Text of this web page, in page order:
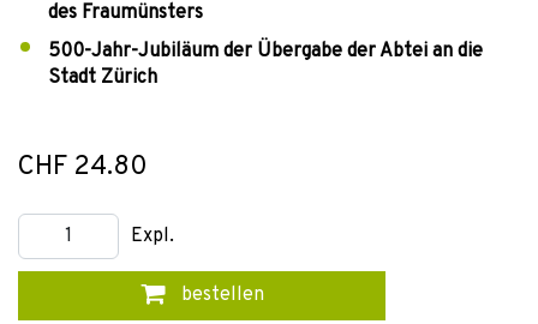
des Fraumünsters
500-Jahr-Jubiläum der Übergabe der Abtei an die
Stadt Zürich
CHF 24.80
Expl.
bestellen